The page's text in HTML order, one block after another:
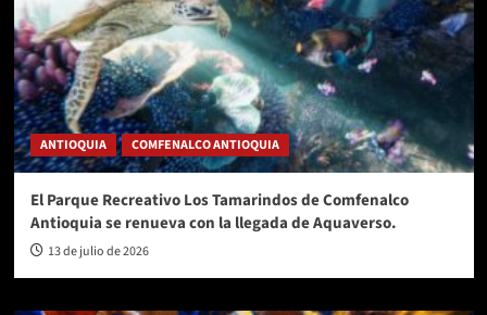
ANTIOQUIA COMFENALCO ANTIOQUIA
El Parque Recreativo Los Tamarindos de Comfenalco
Antioquia se renueva con la llegada de Aquaverso.
13 de julio de 2026